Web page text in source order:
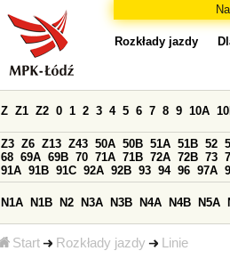
Start Rozkłady jazdy Linie
Rozkłady jazdy
Z Z1 Z2 0 1 2 3 4 5 6 7 8 9 10A
Z3 Z6 Z13 Z43 50A 50B 51A 51B 52
68 69A 69B 70 71A 71B 72A 72B 73
91A 91B 91C 92A 92B 93 94 96 97A
N1A N1B N2 N3A N3B N4A N4B N5A